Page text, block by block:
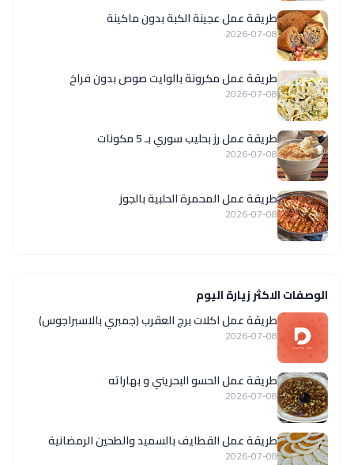
طريقة عمل عجينة الكبة بدون ماكينة
2026-07-08
طريقة عمل مكرونة بالوايت صوص بدون فراخ
2026-07-08
طريقة عمل رز بحليب سوري بـ 5 مكونات
2026-07-08
طريقة عمل المحمرة الحلبية بالجوز
2026-07-08
الوصفات الاكثر زيارة اليوم
طريقة عمل اكلات برج العقرب (جمبري بالاسبراجوس)
2026-07-08
طريقة عمل الحسو البحريني و بهاراته
2026-07-08
طريقة عمل القطايف بالسميد والطحين الرمضانية
2026-07-08